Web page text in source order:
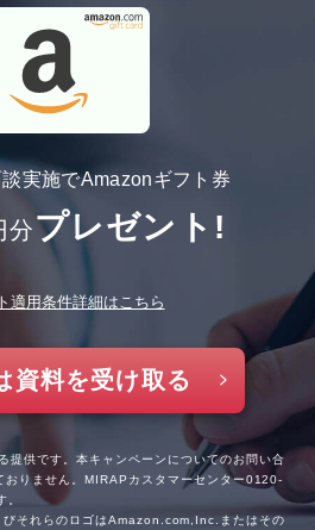
実施でAmazonギフト券
分プレゼント!
適用条件詳細はこちら
資料を受け取る
提供です。本キャンペーンについてのお問い合
りません。MIRAPカスタマーセンター0120-
。
それらのロゴはAmazon.com,Inc.またはその